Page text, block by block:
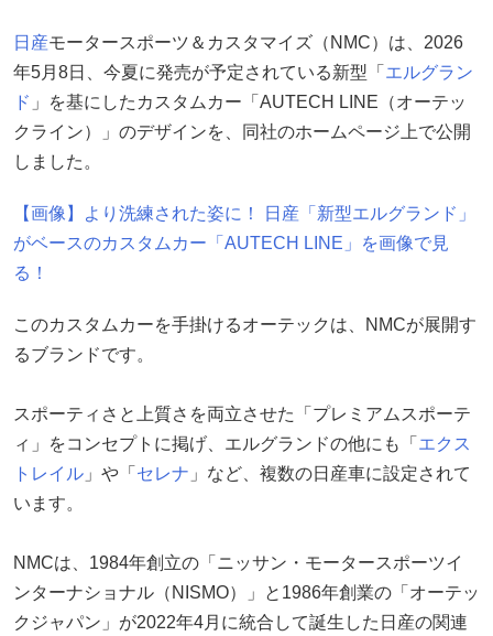
日産モータースポーツ＆カスタマイズ（NMC）は、2026
年5月8日、今夏に発売が予定されている新型「 エルグラン
ド 」を基にしたカスタムカー「AUTECH LINE（オーテッ
クライン）」のデザインを、同社のホームページ上で公開
しました。
【画像】より洗練された姿に！ 日産「新型エルグランド」
がベースのカスタムカー「AUTECH LINE」を画像で見
る！
このカスタムカーを手掛けるオーテックは、NMCが展開す
るブランドです。
スポーティさと上質さを両立させた「プレミアムスポーテ
ィ」をコンセプトに掲げ、エルグランドの他にも「 エクス
トレイル 」や「 セレナ 」など、複数の日産車に設定されて
います。
NMCは、1984年創立の「ニッサン・モータースポーツイ
ンターナショナル（NISMO）」と1986年創業の「オーテッ
クジャパン」が2022年4月に統合して誕生した日産の関連